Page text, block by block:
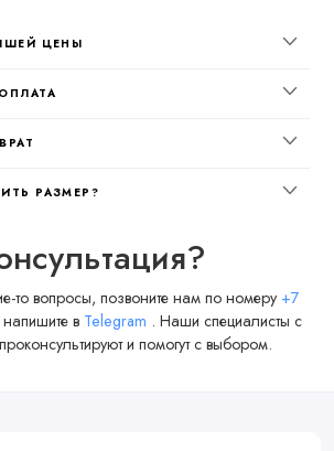
ЦЕНЫ
РАЗМЕР?
то вопросы, позвоните нам по номеру +7
в Telegram . Наши специалисты с
и помогут с выбором.